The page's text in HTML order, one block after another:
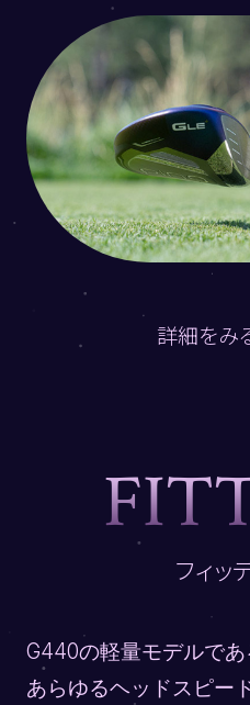
詳細をみ
FIT
フィッ
G440の軽量モデルであ
あらゆるヘッドスピー